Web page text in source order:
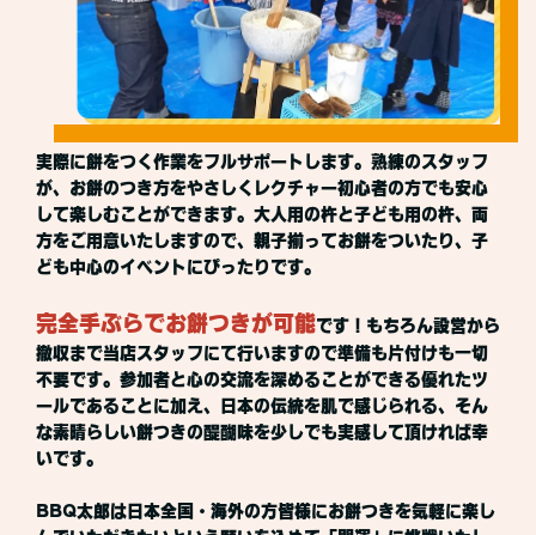
実際に餅をつく作業をフルサポートします。熟練のスタッフ
が、お餅のつき方をやさしくレクチャー初心者の方でも安心
して楽しむことができます。大人用の杵と子ども用の杵、両
方をご用意いたしますので、親子揃ってお餅をついたり、子
ども中心のイベントにぴったりです。
完全手ぶらでお餅つきが可能です！もちろん設営から
撤収まで当店スタッフにて行いますので準備も片付けも一切
不要です。参加者と心の交流を深めることができる優れたツ
ールであることに加え、日本の伝統を肌で感じられる、そん
な素晴らしい餅つきの醍醐味を少しでも実感して頂ければ幸
いです。
BBQ太郎は日本全国・海外の方皆様にお餅つきを気軽に楽し